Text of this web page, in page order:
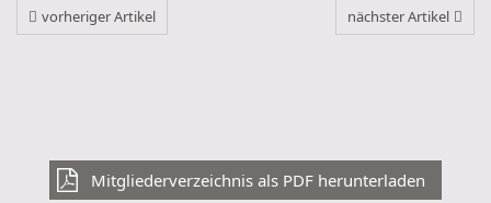
vorheriger Artikel nächster Artikel
Mitgliederverzeichnis als PDF herunterladen